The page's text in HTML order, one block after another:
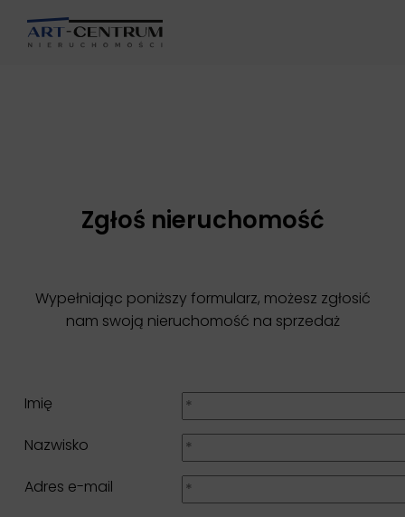
Zgłoś nieruchomość
Wypełniając poniższy formularz, możesz zgłosić
nam swoją nieruchomość na sprzedaż
Imię
Nazwisko
Adres e-mail